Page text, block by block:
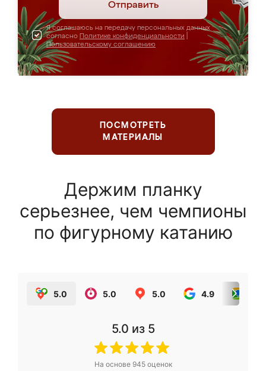
Отправить
Я соглашаюсь на передачу персональных данных
согласно Политике конфиденциальности
Пользовательскому соглашению
ПОСМОТРЕТЬ
МАТЕРИАЛЫ
Держим планку
серьезнее, чем чемпионы
по фигурному катанию
5.0 5.0 5.0 4.9
5.0 из 5
На основе 945оценок